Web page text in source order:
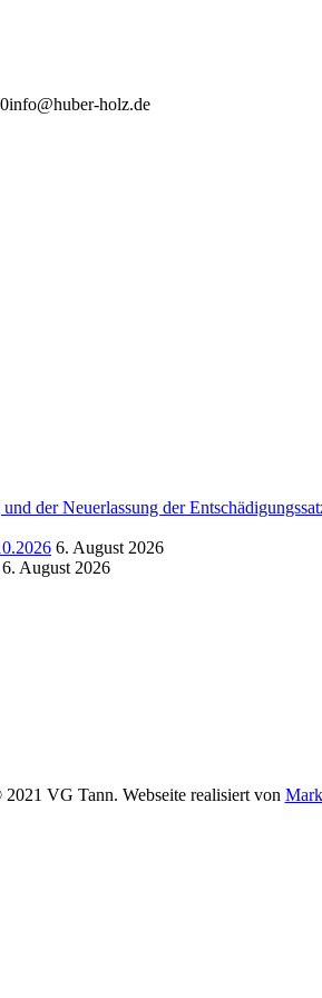
info@huber-holz.de
der Neuerlassung der
6. August 2026
6. August 2026
VG Tann. Webseite realisiert von